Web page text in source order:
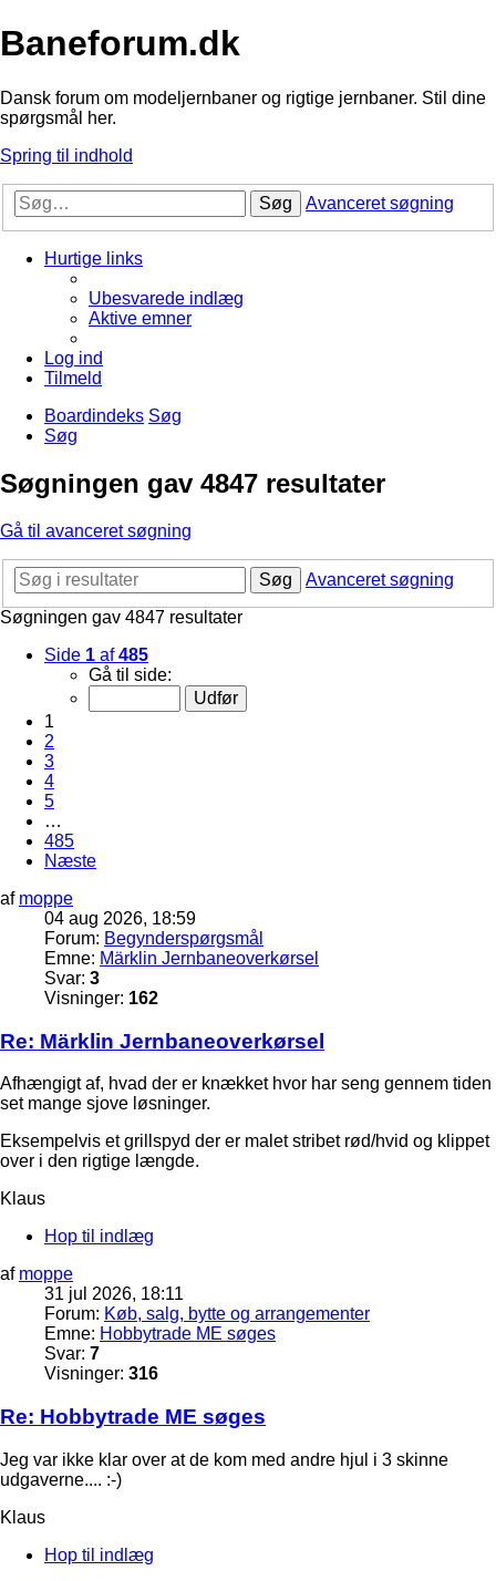
Baneforum.dk
Dansk forum om modeljernbaner og rigtige jernbaner. Stil dine
spørgsmål her.
Spring til indhold
Søg Avanceret søgning
Hurtige links
Ubesvarede indlæg
Aktive emner
Log ind
Tilmeld
Boardindeks Søg
Søg
Søgningen gav 4847 resultater
Gå til avanceret søgning
Søg
Avanceret søgning
Søgningen gav 4847 resultater
Side 1 af485
Gå til side:
1
2
3
4
5
…
485
Næste
af moppe
04 aug 2026, 18:59
Forum: Begynderspørgsmål
Emne: Märklin Jernbaneoverkørsel
Svar: 3
Visninger: 162
Re: Märklin Jernbaneoverkørsel
Afhængigt af, hvad der er knækket hvor har seng gennem tiden
set mange sjove løsninger.
Eksempelvis et grillspyd der er malet stribet rød/hvid og klippet
over i den rigtige længde.
Klaus
Hop til indlæg
af moppe
31 jul 2026, 18:11
Forum: Køb, salg, bytte og arrangementer
Emne: Hobbytrade ME søges
Svar: 7
Visninger: 316
Re: Hobbytrade ME søges
Jeg var ikke klar over at de kom med andre hjul i 3 skinne
udgaverne.... :-)
Klaus
Hop til indlæg